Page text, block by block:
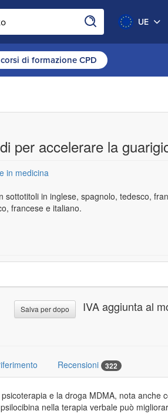
UE
di formazione CPD
per accelerare la
in medicina
sottotitoli in inglese, spagnolo, tedesco,
francese e italiano.
Salva per dopo IVA aggiunta al
Recensioni 322
e la droga MDMA, nota anche
nella terapia verbale può